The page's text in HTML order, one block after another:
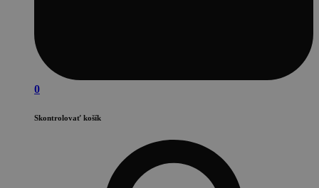
0
Skontrolovať košík